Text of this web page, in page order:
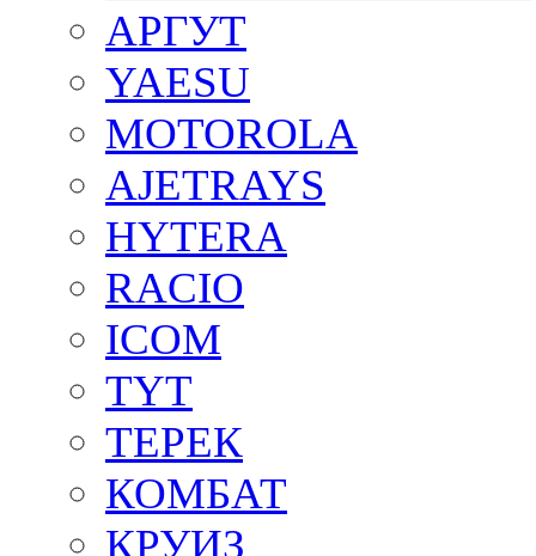
АРГУТ
YAESU
MOTOROLA
AJETRAYS
HYTERA
RACIO
ICOM
TYT
ТЕРЕК
КОМБАТ
КРУИЗ